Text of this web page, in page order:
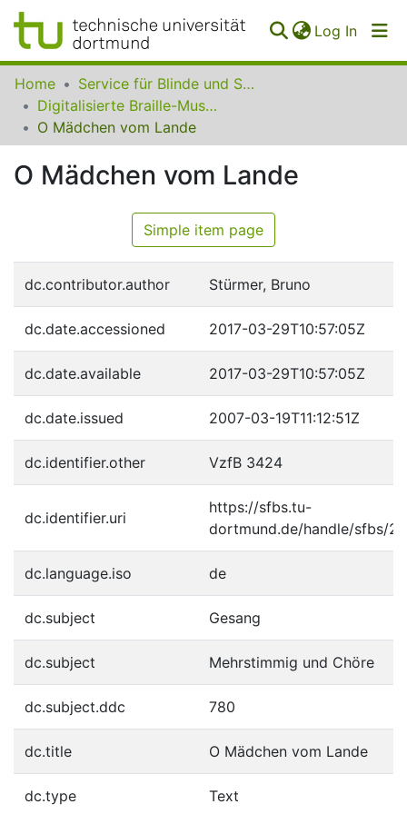
Log In
Communities
Collections
Home
Service für Blinde und Sehbehinderte der UB Dortmund
Digitalisierte Braille-Musik-Matrizen des VzfB
O Mädchen vom Lande
O Mädchen vom Lande
Simple item page
dc.contributor.author Stürmer, Bruno
dc.date.accessioned 2017-03-29T10:57:05Z
dc.date.available 2017-03-29T10:57:05Z
dc.date.issued 2007-03-19T11:12:51Z
dc.identifier.other VzfB 3424
dc.identifier.uri
https://sfbs.tu-
dortmund.de/handle/sfbs/
dc.language.iso de
dc.subject Gesang
dc.subject Mehrstimmig und Chöre
dc.subject.ddc 780
dc.title O Mädchen vom Lande
dc.type Text